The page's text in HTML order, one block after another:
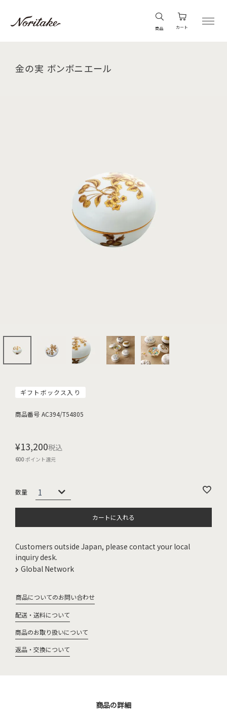
商品 カート
金の実 ボンボニエール
ギフトボックス入り
商品番号 AC394/T54805
¥13,200税込
600ポイント還元
カートに入れる
Customers outside Japan, please contact your local
inquiry desk.
Global Network
商品についてのお問い合わせ
配送・送料について
商品のお取り扱いについて
返品・交換について
商品の詳細